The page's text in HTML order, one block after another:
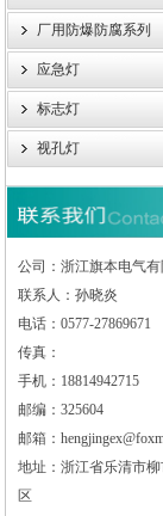
厂用防爆防腐系列
应急灯
标志灯
视孔灯
公司：浙江旗本电气有
联系人：孙晓炎
电话：0577-27869671
传真：
手机：18814942715
邮编：325604
邮箱：
地址：浙江省乐清市
区